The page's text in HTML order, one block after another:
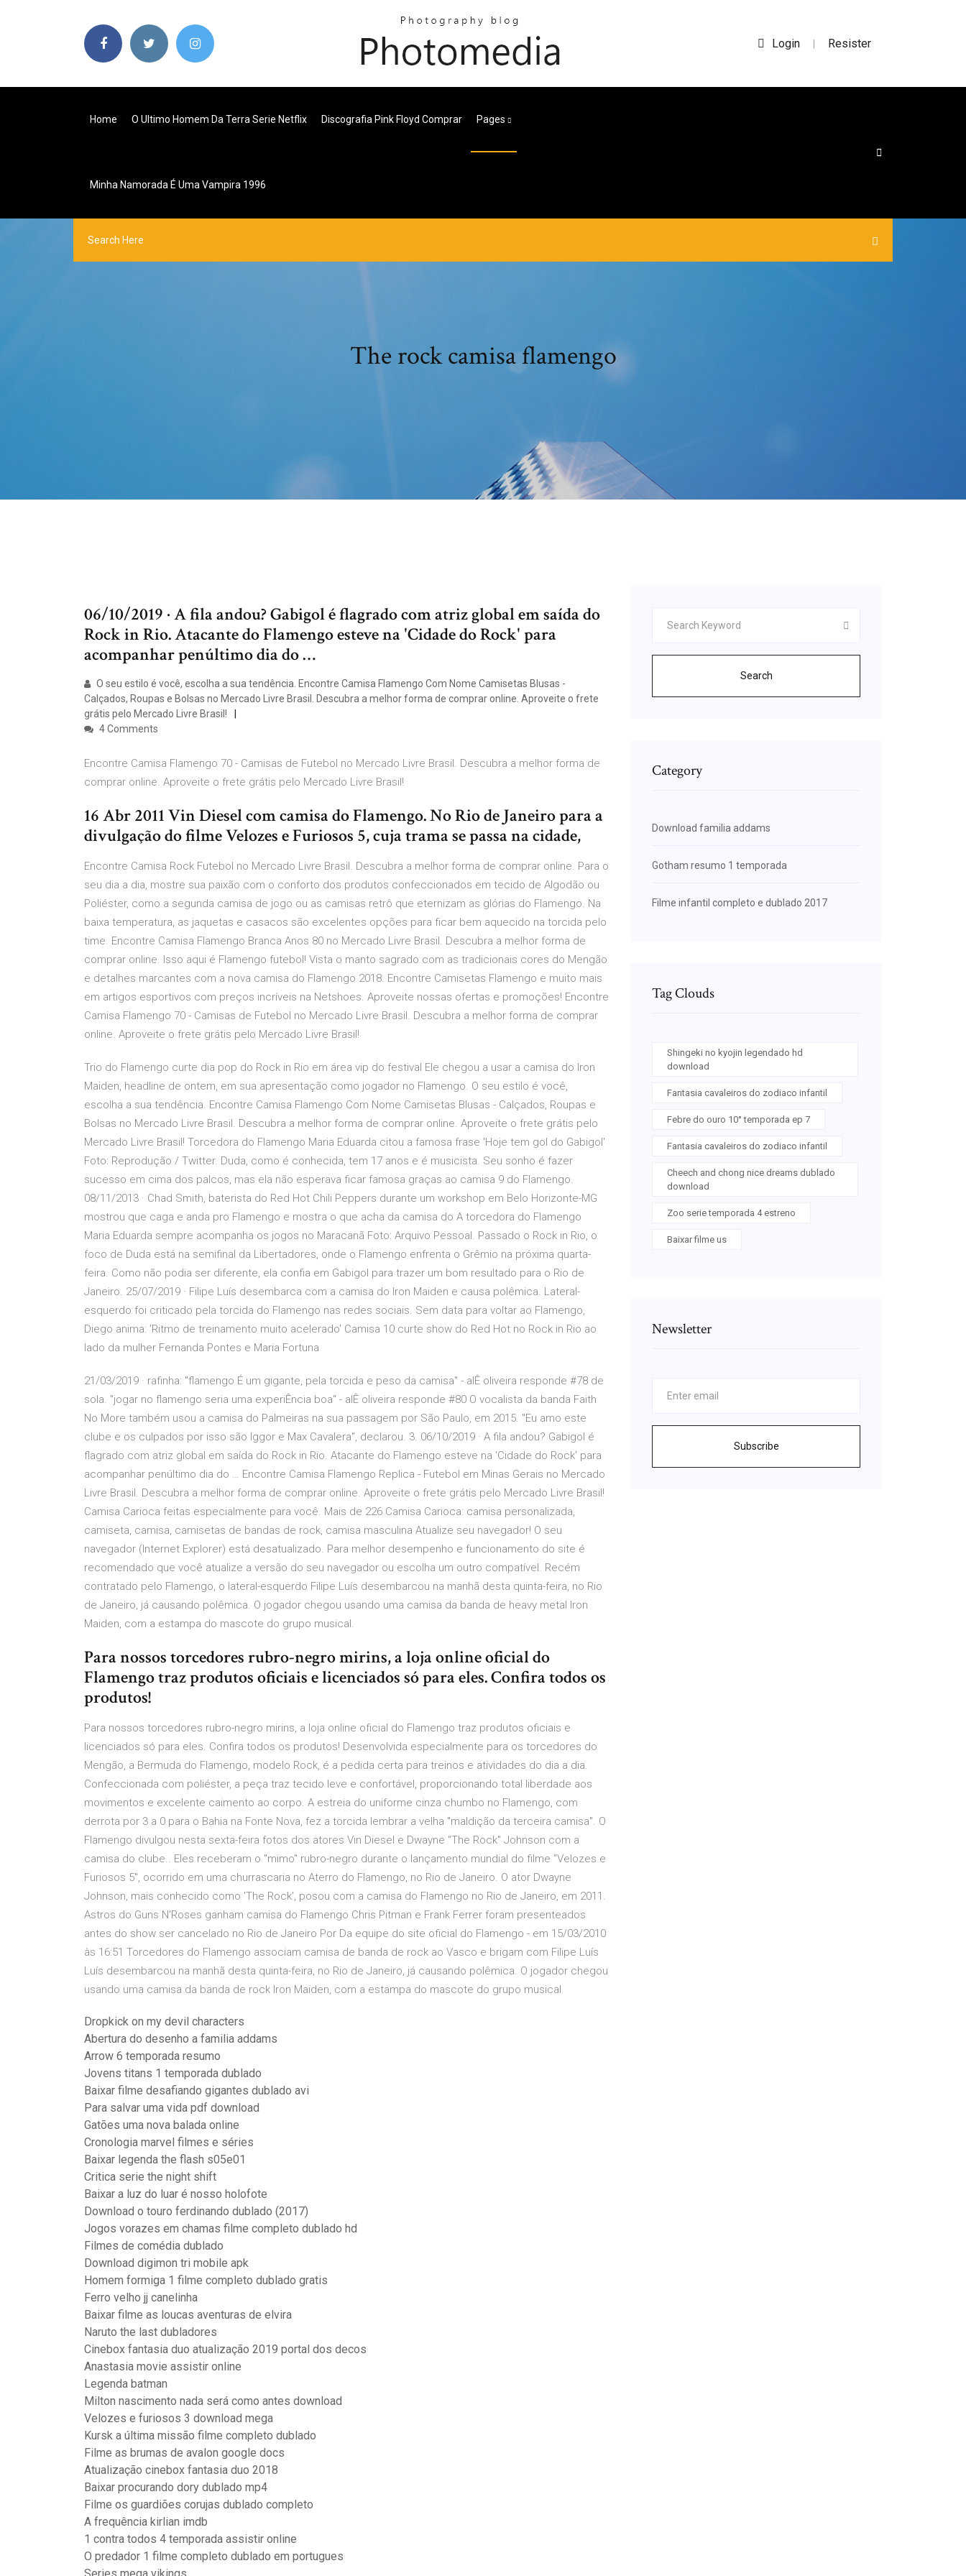
Login | Resister
Home O Ultimo Homem Da Terra Serie Netflix Discografia Pink Floyd Comprar Pages
Minha Namorada É Uma Vampira 1996
The rock camisa flamengo
06/10/2019 · A fila andou? Gabigol é flagrado com atriz global em saída do
Rock in Rio. Atacante do Flamengo esteve na 'Cidade do Rock' para
acompanhar penúltimo dia do …
O seu estilo é você, escolha a sua tendência. Encontre Camisa Flamengo Com Nome Camisetas Blusas -
Calçados, Roupas e Bolsas no Mercado Livre Brasil. Descubra a melhor forma de comprar online. Aproveite o frete
grátis pelo Mercado Livre Brasil!
4 Comments
Encontre Camisa Flamengo 70 - Camisas de Futebol no Mercado Livre Brasil. Descubra a melhor forma de
comprar online. Aproveite o frete grátis pelo Mercado Livre Brasil!
16 Abr 2011 Vin Diesel com camisa do Flamengo. No Rio de Janeiro para a
divulgação do filme Velozes e Furiosos 5, cuja trama se passa na cidade,
Encontre Camisa Rock Futebol no Mercado Livre Brasil. Descubra a melhor forma de comprar online. Para o
seu dia a dia, mostre sua paixão com o conforto dos produtos confeccionados em tecido de Algodão ou
Poliéster, como a segunda camisa de jogo ou as camisas retrô que eternizam as glórias do Flamengo. Na
baixa temperatura, as jaquetas e casacos são excelentes opções para ficar bem aquecido na torcida pelo
time. Encontre Camisa Flamengo Branca Anos 80 no Mercado Livre Brasil. Descubra a melhor forma de
comprar online. Isso aqui é Flamengo futebol! Vista o manto sagrado com as tradicionais cores do Mengão
e detalhes marcantes com a nova camisa do Flamengo 2018. Encontre Camisetas Flamengo e muito mais
em artigos esportivos com preços incríveis na Netshoes. Aproveite nossas ofertas e promoções! Encontre
Camisa Flamengo 70 - Camisas de Futebol no Mercado Livre Brasil. Descubra a melhor forma de comprar
online. Aproveite o frete grátis pelo Mercado Livre Brasil!
Trio do Flamengo curte dia pop do Rock in Rio em área vip do festival Ele chegou a usar a camisa do Iron
Maiden, headline de ontem, em sua apresentação como jogador no Flamengo. O seu estilo é você,
escolha a sua tendência. Encontre Camisa Flamengo Com Nome Camisetas Blusas - Calçados, Roupas e
Bolsas no Mercado Livre Brasil. Descubra a melhor forma de comprar online. Aproveite o frete grátis pelo
Mercado Livre Brasil! Torcedora do Flamengo Maria Eduarda citou a famosa frase 'Hoje tem gol do Gabigol'
Foto: Reprodução / Twitter. Duda, como é conhecida, tem 17 anos e é musicista. Seu sonho é fazer
sucesso em cima dos palcos, mas ela não esperava ficar famosa graças ao camisa 9 do Flamengo.
08/11/2013 · Chad Smith, baterista do Red Hot Chili Peppers durante um workshop em Belo Horizonte-MG
mostrou que caga e anda pro Flamengo e mostra o que acha da camisa do A torcedora do Flamengo
Maria Eduarda sempre acompanha os jogos no Maracanã Foto: Arquivo Pessoal. Passado o Rock in Rio, o
foco de Duda está na semifinal da Libertadores, onde o Flamengo enfrenta o Grêmio na próxima quarta-
feira. Como não podia ser diferente, ela confia em Gabigol para trazer um bom resultado para o Rio de
Janeiro. 25/07/2019 · Filipe Luís desembarca com a camisa do Iron Maiden e causa polêmica. Lateral-
esquerdo foi criticado pela torcida do Flamengo nas redes sociais. Sem data para voltar ao Flamengo,
Diego anima: 'Ritmo de treinamento muito acelerado' Camisa 10 curte show do Red Hot no Rock in Rio ao
lado da mulher Fernanda Pontes e Maria Fortuna
21/03/2019 · rafinha: "flamengo É um gigante, pela torcida e peso da camisa" - alÊ oliveira responde #78 de
sola. "jogar no flamengo seria uma experiÊncia boa" - alÊ oliveira responde #80 O vocalista da banda Faith
No More também usou a camisa do Palmeiras na sua passagem por São Paulo, em 2015. "Eu amo este
clube e os culpados por isso são Iggor e Max Cavalera", declarou. 3. 06/10/2019 · A fila andou? Gabigol é
flagrado com atriz global em saída do Rock in Rio. Atacante do Flamengo esteve na 'Cidade do Rock' para
acompanhar penúltimo dia do … Encontre Camisa Flamengo Replica - Futebol em Minas Gerais no Mercado
Livre Brasil. Descubra a melhor forma de comprar online. Aproveite o frete grátis pelo Mercado Livre Brasil!
Camisa Carioca feitas especialmente para você. Mais de 226 Camisa Carioca: camisa personalizada,
camiseta, camisa, camisetas de bandas de rock, camisa masculina Atualize seu navegador! O seu
navegador (Internet Explorer) está desatualizado. Para melhor desempenho e funcionamento do site é
recomendado que você atualize a versão do seu navegador ou escolha um outro compatível. Recém
contratado pelo Flamengo, o lateral-esquerdo Filipe Luís desembarcou na manhã desta quinta-feira, no Rio
de Janeiro, já causando polêmica. O jogador chegou usando uma camisa da banda de heavy metal Iron
Maiden, com a estampa do mascote do grupo musical.
Para nossos torcedores rubro-negro mirins, a loja online oficial do
Flamengo traz produtos oficiais e licenciados só para eles. Confira todos os
produtos!
Para nossos torcedores rubro-negro mirins, a loja online oficial do Flamengo traz produtos oficiais e
licenciados só para eles. Confira todos os produtos! Desenvolvida especialmente para os torcedores do
Mengão, a Bermuda do Flamengo, modelo Rock, é a pedida certa para treinos e atividades do dia a dia.
Confeccionada com poliéster, a peça traz tecido leve e confortável, proporcionando total liberdade aos
movimentos e excelente caimento ao corpo. A estreia do uniforme cinza chumbo no Flamengo, com
derrota por 3 a 0 para o Bahia na Fonte Nova, fez a torcida lembrar a velha "maldição da terceira camisa". O
Flamengo divulgou nesta sexta-feira fotos dos atores Vin Diesel e Dwayne "The Rock" Johnson com a
camisa do clube.. Eles receberam o "mimo" rubro-negro durante o lançamento mundial do filme "Velozes e
Furiosos 5", ocorrido em uma churrascaria no Aterro do Flamengo, no Rio de Janeiro. O ator Dwayne
Johnson, mais conhecido como 'The Rock', posou com a camisa do Flamengo no Rio de Janeiro, em 2011.
Astros do Guns N'Roses ganham camisa do Flamengo Chris Pitman e Frank Ferrer foram presenteados
antes do show ser cancelado no Rio de Janeiro Por Da equipe do site oficial do Flamengo - em 15/03/2010
às 16:51 Torcedores do Flamengo associam camisa de banda de rock ao Vasco e brigam com Filipe Luís
Luís desembarcou na manhã desta quinta-feira, no Rio de Janeiro, já causando polêmica. O jogador chegou
usando uma camisa da banda de rock Iron Maiden, com a estampa do mascote do grupo musical.
Dropkick on my devil characters
Abertura do desenho a familia addams
Arrow 6 temporada resumo
Jovens titans 1 temporada dublado
Baixar filme desafiando gigantes dublado avi
Para salvar uma vida pdf download
Gatões uma nova balada online
Cronologia marvel filmes e séries
Baixar legenda the flash s05e01
Critica serie the night shift
Baixar a luz do luar é nosso holofote
Download o touro ferdinando dublado (2017)
Jogos vorazes em chamas filme completo dublado hd
Filmes de comédia dublado
Download digimon tri mobile apk
Homem formiga 1 filme completo dublado gratis
Ferro velho jj canelinha
Baixar filme as loucas aventuras de elvira
Naruto the last dubladores
Cinebox fantasia duo atualização 2019 portal dos decos
Anastasia movie assistir online
Legenda batman
Milton nascimento nada será como antes download
Velozes e furiosos 3 download mega
Kursk a última missão filme completo dublado
Filme as brumas de avalon google docs
Atualização cinebox fantasia duo 2018
Baixar procurando dory dublado mp4
Filme os guardiões corujas dublado completo
A frequência kirlian imdb
1 contra todos 4 temporada assistir online
O predador 1 filme completo dublado em portugues
Search
Category
Download familia addams
Gotham resumo 1 temporada
Filme infantil completo e dublado 2017
Tag Clouds
Shingeki no kyojin legendado hd
download
Fantasia cavaleiros do zodiaco infantil
Febre do ouro 10° temporada ep 7
Fantasia cavaleiros do zodiaco infantil
Cheech and chong nice dreams dublado
download
Zoo serie temporada 4 estreno
Baixar filme us
Newsletter
Subscribe